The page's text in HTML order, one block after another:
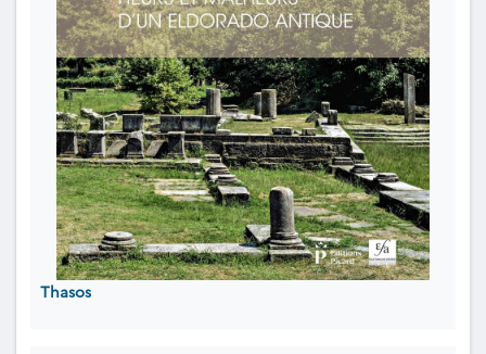
Thasos